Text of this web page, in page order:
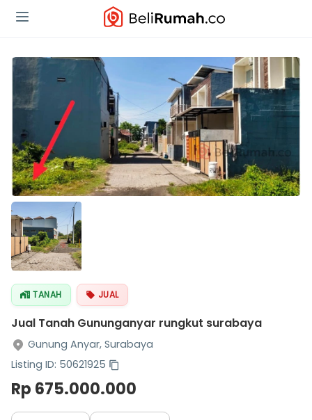
TANAH JUAL
Jual Tanah Gununganyar rungkut surabaya
Gunung Anyar, Surabaya
Listing ID: 50621925
Rp 675.000.000